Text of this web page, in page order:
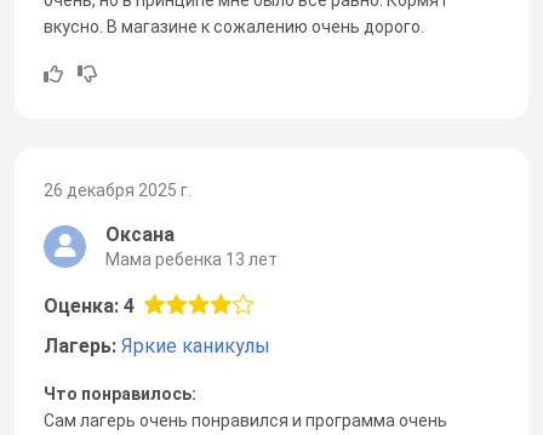
вкусно. В магазине к сожалению очень дорого.
26 декабря 2025 г.
Оксана
Мама ребенка 13 лет
Оценка: 4
Лагерь: Яркие каникулы
Что понравилось:
Сам лагерь очень понравился и программа очень